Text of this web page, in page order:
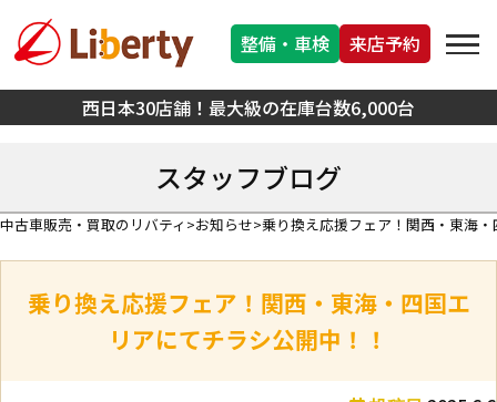
西日本30店舗！最大級の在庫台数6,000台
整備・車検 来店予約
スタッフブログ
中古車販売・買取のリバティ お知らせ 乗り換え応援フェア！関西・東海
乗り換え応援フェア！関西・東海・四国エ
リアにてチラシ公開中！！